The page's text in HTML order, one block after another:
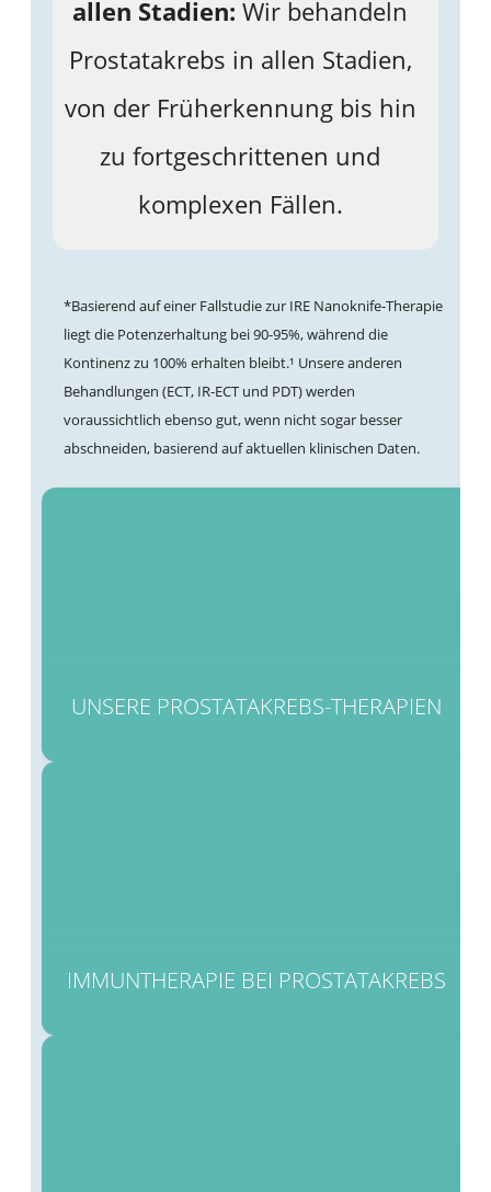
allen Stadien: Wir behandeln
Prostatakrebs in allen Stadien,
von der Früherkennung bis hin
zu fortgeschrittenen und
komplexen Fällen.
*Basierend auf einer Fallstudie zur IRE Nanoknife-Therapie
liegt die Potenzerhaltung bei 90-95%, während die
Kontinenz zu 100% erhalten bleibt.¹ Unsere anderen
Behandlungen (ECT, IR-ECT und PDT) werden
voraussichtlich ebenso gut, wenn nicht sogar besser
abschneiden, basierend auf aktuellen klinischen Daten.
UNSERE PROSTATAKREBS-THERAPIEN
IMMUNTHERAPIE BEI PROSTATAKREBS